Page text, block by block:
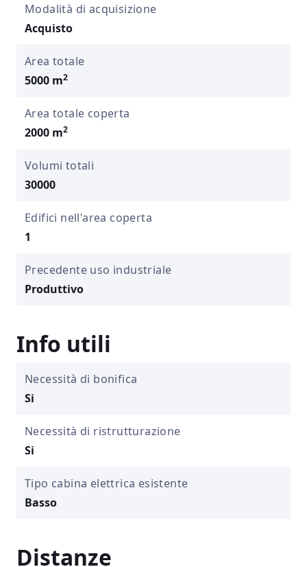
Modalità di acquisizione
Acquisto
Area totale
5000 m2
Area totale coperta
2000 m2
Volumi totali
30000
Edifici nell'area coperta
1
Precedente uso industriale
Produttivo
Info utili
Necessità di bonifica
Si
Necessità di ristrutturazione
Si
Tipo cabina elettrica esistente
Basso
Distanze